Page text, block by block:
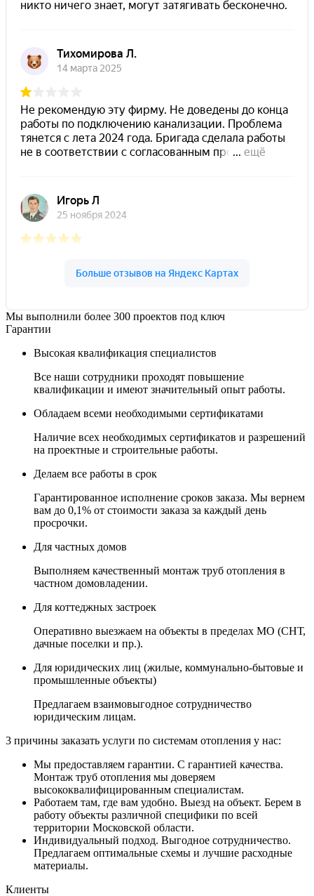
Мы выполнили более 300 проектов под ключ
Гарантии
Высокая квалификация специалистов
Все наши сотрудники проходят повышение
квалификации и имеют значительный опыт работы.
Обладаем всеми необходимыми сертификатами
Наличие всех необходимых сертификатов и разрешений
на проектные и строительные работы.
Делаем все работы в срок
Гарантированное исполнение сроков заказа. Мы вернем
вам до 0,1% от стоимости заказа за каждый день
просрочки.
Для частных домов
Выполняем качественный монтаж труб отопления в
частном домовладении.
Для коттеджных застроек
Оперативно выезжаем на объекты в пределах МО (СНТ,
дачные поселки и пр.).
Для юридических лиц (жилые, коммунально-бытовые и
промышленные объекты)
Предлагаем взаимовыгодное сотрудничество
юридическим лицам.
3 причины заказать услуги по системам отопления у нас:
Мы предоставляем гарантии. С гарантией качества.
Монтаж труб отопления мы доверяем
высококвалифицированным специалистам.
Работаем там, где вам удобно. Выезд на объект. Берем в
работу объекты различной специфики по всей
территории Московской области.
Индивидуальный подход. Выгодное сотрудничество.
Предлагаем оптимальные схемы и лучшие расходные
материалы.
Клиенты